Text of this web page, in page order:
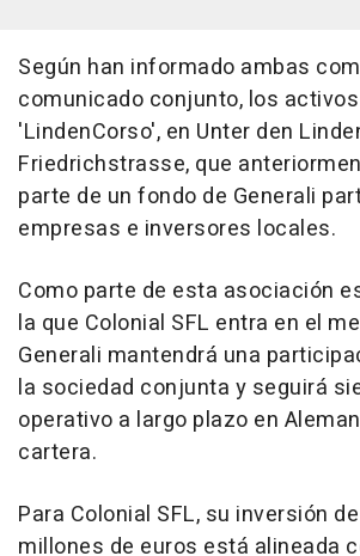
Según han informado ambas
comunicado conjunto, los
'LindenCorso', en Unter den
Friedrichstrasse, que
parte de un fondo de Generali
empresas e inversores locales.
Como parte de esta asociación
la que Colonial SFL entra en el
Generali mantendrá una
la sociedad conjunta y seguirá
operativo a largo plazo en
cartera.
Para Colonial SFL, su inversión
millones de euros está alineada